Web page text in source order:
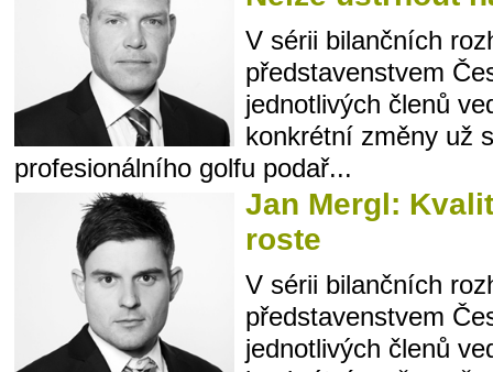
V sérii bilančních
představenstvem
jednotlivých členů
konkrétní změny už
profesionálního golfu podař...
Jan Mergl:
roste
V sérii bilančních
představenstvem
jednotlivých členů